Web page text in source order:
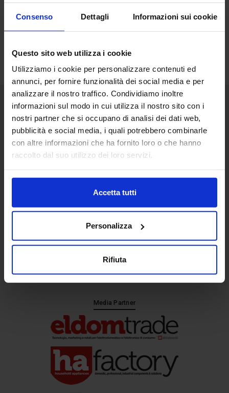
Consenso Dettagli Informazioni sui cookie
Questo sito web utilizza i cookie
Utilizziamo i cookie per personalizzare contenuti ed
annunci, per fornire funzionalità dei social media e per
analizzare il nostro traffico. Condividiamo inoltre
informazioni sul modo in cui utilizza il nostro sito con i
nostri partner che si occupano di analisi dei dati web,
pubblicità e social media, i quali potrebbero combinarle
con altre informazioni che ha fornito loro o che hanno
raccolto dal suo utilizzo dei loro servizi.
Accetta tutti
Personalizza
Rifiuta
Senaf srl
Via Eritrea 21/A
20157 | Milano | Italia
+ 39 02.332039460
Media Partner